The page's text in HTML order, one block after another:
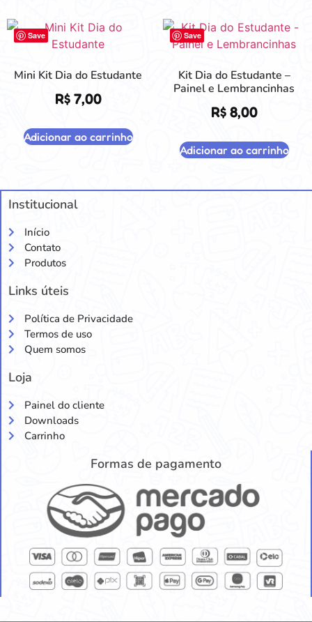
Save
Mini Kit Dia do Estudante
R$7,00
Adicionar ao carrinho
Save
Kit Dia do Estudante –
Painel e Lembrancinhas
R$8,00
Adicionar ao carrinho
Institucional
Início
Contato
Produtos
Links úteis
Política de Privacidade
Termos de uso
Quem somos
Loja
Painel do cliente
Downloads
Carrinho
Formas de pagamento